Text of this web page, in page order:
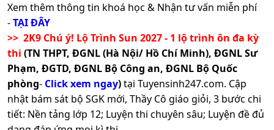
Xem thêm thông tin khoá học & Nhận tư vấn miễn phí
-TẠI ĐÂY
>> 2K9 Chú ý! Lộ Trình Sun 2027 - 1 lộ trình ôn đa kỳ
thi (TN THPT, ĐGNL (Hà Nội/ Hồ Chí Minh), ĐGNL Sư
Phạm, ĐGTD, ĐGNL Bộ Công an, ĐGNL Bộ Quốc
phòng- Click xem ngay)tại Tuyensinh247.com. Cập
nhật bám sát bộ SGK mới, Thầy Cô giáo giỏi, 3 bước chi
tiết: Nền tảng lớp 12; Luyện thi chuyên sâu; Luyện đề đủ